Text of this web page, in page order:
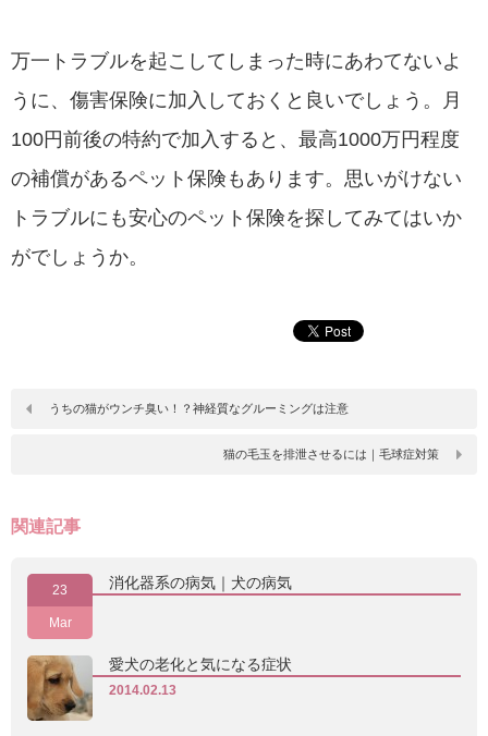
万一トラブルを起こしてしまった時にあわてないよ
うに、傷害保険に加入しておくと良いでしょう。月
100円前後の特約で加入すると、最高1000万円程度
の補償があるペット保険もあります。思いがけない
トラブルにも安心のペット保険を探してみてはいか
がでしょうか。
うちの猫がウンチ臭い！？神経質なグルーミングは注意
猫の毛玉を排泄させるには｜毛球症対策
関連記事
23
Mar
消化器系の病気｜犬の病気
愛犬の老化と気になる症状
2014.02.13